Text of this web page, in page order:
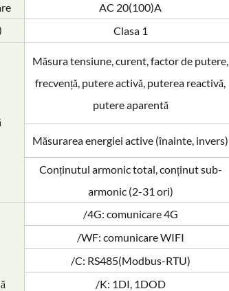
AC 20(100)A
Clasa 1
Măsura tensiune, curent, factor de putere,
frecvență, putere activă, puterea reactivă,
putere aparentă
Măsurarea energiei active (înainte, invers)
Conținutul armonic total, conținut sub-
armonic (2-31 ori)
/4G: comunicare 4G
/WF: comunicare WIFI
/C: RS485(Modbus-RTU)
/K: 1DI, 1DOD